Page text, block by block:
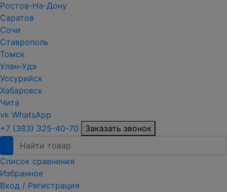
Ростов-На-Дону
Саратов
Сочи
Ставрополь
Томск
Улан-Удэ
Уссурийск
Хабаровск
Чита
vk WhatsApp
+7 (383) 325-40-70
Заказать звонок
Список сравнения
Избранное
Вход / Регистрация